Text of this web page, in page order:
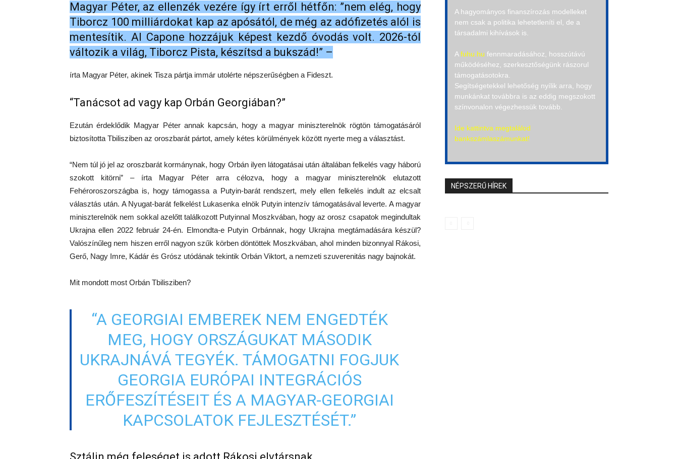
Magyar Péter, az ellenzék vezére így írt erről hétfőn: ”nem elég, hogy
Tiborcz 100 milliárdokat kap az apósától, de még az adófizetés alól is
mentesítik. Al Capone hozzájuk képest kezdő óvodás volt. 2026-tól
változik a világ, Tiborcz Pista, készítsd a bukszád!” –
írta Magyar Péter, akinek Tisza pártja immár utolérte népszerűségben a Fideszt.
“Tanácsot ad vagy kap Orbán Georgiában?”
Ezután érdeklődik Magyar Péter annak kapcsán, hogy a magyar miniszterelnök rögtön támogatásáról
biztosította Tbilisziben az oroszbarát pártot, amely kétes körülmények között nyerte meg a választást.
“Nem túl jó jel az oroszbarát kormánynak, hogy Orbán ilyen látogatásai után általában felkelés vagy háború
szokott kitörni” – írta Magyar Péter arra célozva, hogy a magyar miniszterelnök elutazott
Fehéroroszországba is, hogy támogassa a Putyin-barát rendszert, mely ellen felkelés indult az elcsalt
választás után. A Nyugat-barát felkelést Lukasenka elnök Putyin intenzív támogatásával leverte. A magyar
miniszterelnök nem sokkal azelőtt találkozott Putyinnal Moszkvában, hogy az orosz csapatok megindultak
Ukrajna ellen 2022 február 24-én. Elmondta-e Putyin Orbánnak, hogy Ukrajna megtámadására készül?
Valószínűleg nem hiszen erről nagyon szűk körben döntöttek Moszkvában, ahol minden bizonnyal Rákosi,
Gerő, Nagy Imre, Kádár és Grósz utódának tekintik Orbán Viktort, a nemzeti szuverenitás nagy bajnokát.
Mit mondott most Orbán Tbilisziben?
“A GEORGIAI EMBEREK NEM ENGEDTÉK
MEG, HOGY ORSZÁGUKAT MÁSODIK
UKRAJNÁVÁ TEGYÉK. TÁMOGATNI FOGJUK
GEORGIA EURÓPAI INTEGRÁCIÓS
ERŐFESZÍTÉSEIT ÉS A MAGYAR-GEORGIAI
KAPCSOLATOK FEJLESZTÉSÉT.”
A hagyományos finanszírozás modelleket
nem csak a politika lehetetleníti el, de a
társadalmi kihívások is.
Afuhu.hu fennmaradásához, hosszútávú
működéséhez, szerkesztőségünk rászorul
támogatásotokra.
Segítségetekkel lehetőség nyílik arra, hogy
munkánkat továbbra is az eddig megszokott
színvonalon végezhessük tovább.
Ide kattintva megtalálod
bankszámlaszámunkat!
NÉPSZERŰ HÍREK